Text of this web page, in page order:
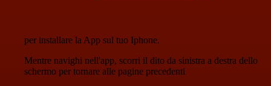
per installare la App sul tuo Iphone.
Mentre navighi nell'app, scorri il dito da sinistra a destra dello
schermo per tornare alle pagine precedenti